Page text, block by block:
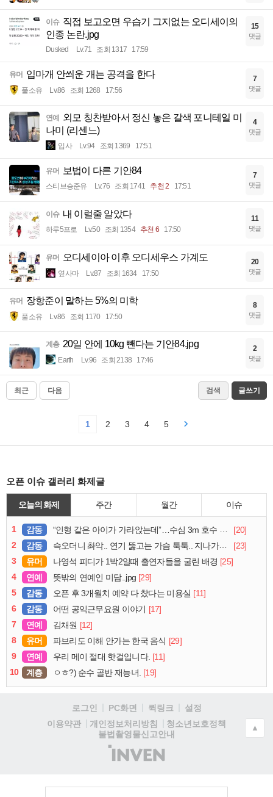
이슈 직접 보고오면 우습기 그지없는 오디세이의
인종 논란.jpg
Dusked Lv.71 조회 1317 17:59
15
댓글
유머 입마개 안씌운 개는 공격을 한다
풀소유 Lv.86 조회 1268 17:56
7
댓글
연예
외모 칭찬받아서 정신 놓은 갈색 포니테일 미
나미 (리센느)
입사 Lv.94 조회 1369 17:51
4
댓글
유머 보법이 다른 기안84
스티브승준유 Lv.76 조회 1741 추천 2 17:51
7
댓글
이슈 내 이럴줄 알았다
하루5프로 Lv.50 조회 1354 추천 6 17:50
11
댓글
유머 오디세이아 이후 오디세우스 가계도
옆사마 Lv.87 조회 1634 17:50
20
댓글
유머 장항준이 말하는 5%의 미학
풀소유 Lv.86 조회 1170 17:50
8
댓글
계층 20일 안에 10kg 뺀다는 기안84.jpg
Earth Lv.96 조회 2138 17:46
2
댓글
최근 다음 검색 글쓰기
1 2 3 4 5
오픈 이슈 갤러리 화제글
오늘의 화제 주간 월간 이슈
1 감동 “인형 같은 아이가 가라앉는데”…수심 3m 호수 뛰어든 60대 의인
[20]
2
감동 슥오더니 촤악.. 연기 뚫고는 가슴 툭툭.. 지나가던 아재의 정체
[23]
3
유머 나영석 피디가 1박2일때 출연자들을 굴린 배경 [25]
4
연예 뜻밖의 연예인 미담..jpg [29]
5
감동 오픈 후 3개월치 예약 다 찼다는 미용실 [11]
6
감동 어떤 공익근무요원 이야기 [17]
7
연예 김채원 [12]
8
유머 파브리도 이해 안가는 한국 음식 [29]
9
연예 우리 메이 절대 핫걸입니다. [11]
10
계층 ㅇㅎ?) 순수 골반 재능녀. [19]
로그인 PC화면 퀵링크
설정
이용약관
개인정보처리방침
청소년보호정책
불법촬영물신고안내
(주)
인
▲